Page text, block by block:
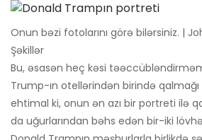
Onun bəzi fotolarını görə bilərsiniz. |
Şəkillər
Bu, əsasən heç kəsi
Trump-ın otellərindən birində qalmağı
ehtimal ki, onun ən azı bir portreti ilə
da uğurlarından bəhs edən bir-iki